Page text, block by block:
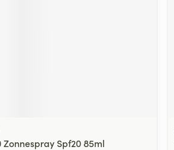
Zonnespray Spf20 85ml